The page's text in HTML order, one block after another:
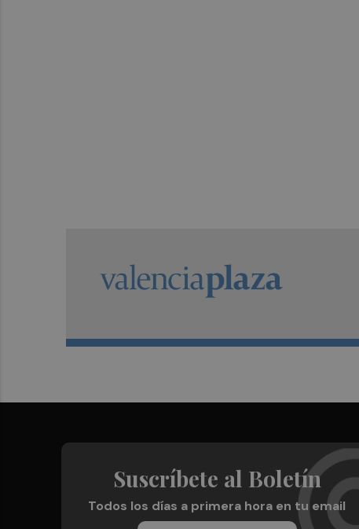
Suscríbete al Boletín
Todos los días a primera hora en tu email